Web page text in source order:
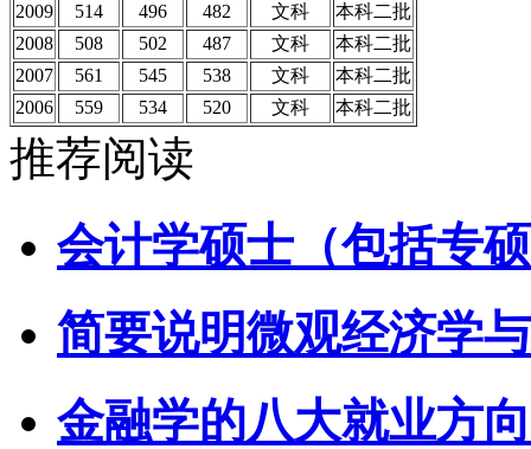
2009
514 496 482 文科
本科二批
2008
508 502 487 文科
本科二批
2007
561 545 538 文科
本科二批
2006
559 534 520 文科 本科二批
推荐阅读
会计学硕士（包括专
简要说明微观经济学
金融学的八大就业方